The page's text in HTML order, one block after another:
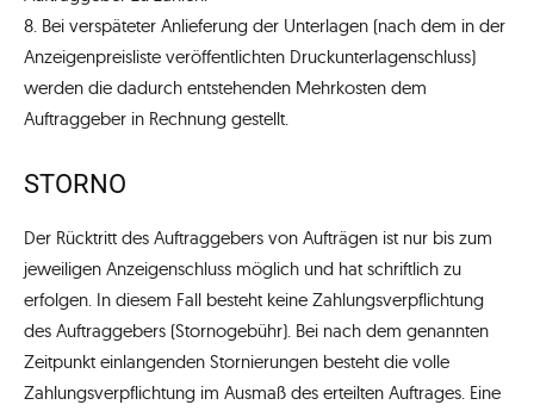
8. Bei verspäteter Anlieferung der Unterlagen (nach dem in der
Anzeigenpreisliste veröffentlichten Druckunterlagenschluss)
werden die dadurch entstehenden Mehrkosten dem
Auftraggeber in Rechnung gestellt.
STORNO
Der Rücktritt des Auftraggebers von Aufträgen ist nur bis zum
jeweiligen Anzeigenschluss möglich und hat schriftlich zu
erfolgen. In diesem Fall besteht keine Zahlungsverpflichtung
des Auftraggebers (Stornogebühr). Bei nach dem genannten
Zeitpunkt einlangenden Stornierungen besteht die volle
Zahlungsverpflichtung im Ausmaß des erteilten Auftrages. Eine